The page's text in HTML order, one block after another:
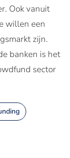
Ook vanuit
willen een
zijn.
banken is het
sector